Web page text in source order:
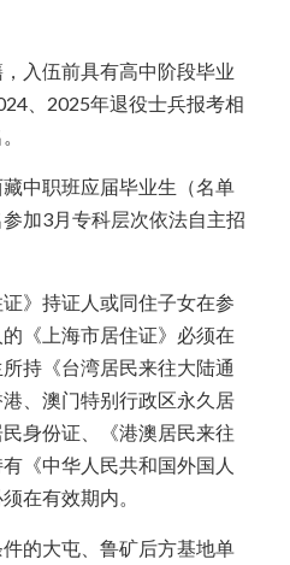
伍前具有高中阶段毕业
、2025年退役士兵报考相
中职班应届毕业生（名单
加3月专科层次依法自主招
持证人或同住子女在参
《上海市居住证》必须在
持《台湾居民来往大陆通
、澳门特别行政区永久居
身份证、《港澳居民来往
《中华人民共和国外国人
在有效期内。
的大屯、鲁矿后方基地单